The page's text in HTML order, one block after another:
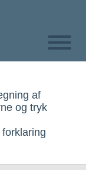
af
og tryk